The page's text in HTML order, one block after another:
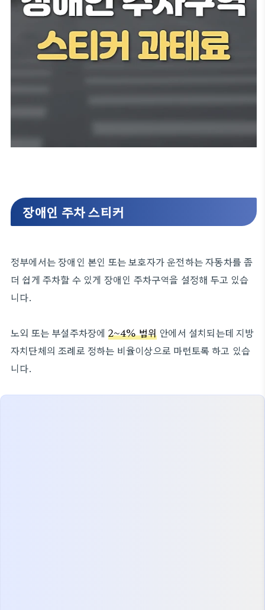
장애인 주차 스티커
정부에서는 장애인 본인 또는 보호자가 운전하는 자동차를 좀
더 쉽게 주차할 수 있게 장애인 주차구역을 설정해 두고 있습
니다.
노외 또는 부설주차장에 2~4% 범위 안에서 설치되는데 지방
자치단체의 조례로 정하는 비율이상으로 마련토록 하고 있습
니다.